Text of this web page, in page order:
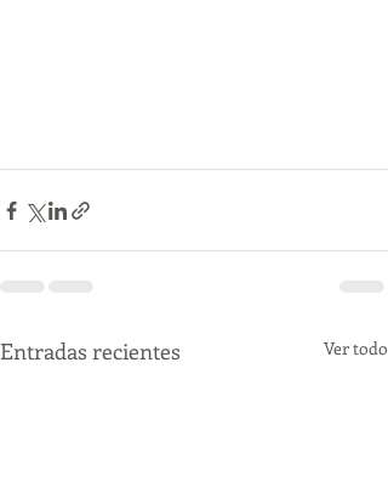
Entradas recientes Ver todo